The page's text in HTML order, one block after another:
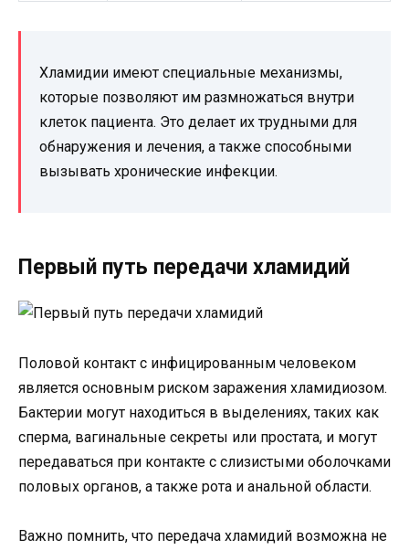
Хламидии имеют специальные механизмы,
которые позволяют им размножаться внутри
клеток пациента. Это делает их трудными для
обнаружения и лечения, а также способными
вызывать хронические инфекции.
Первый путь передачи хламидий
Половой контакт с инфицированным человеком
является основным риском заражения хламидиозом.
Бактерии могут находиться в выделениях, таких как
сперма, вагинальные секреты или простата, и могут
передаваться при контакте с слизистыми оболочками
половых органов, а также рота и анальной области.
Важно помнить, что передача хламидий возможна не